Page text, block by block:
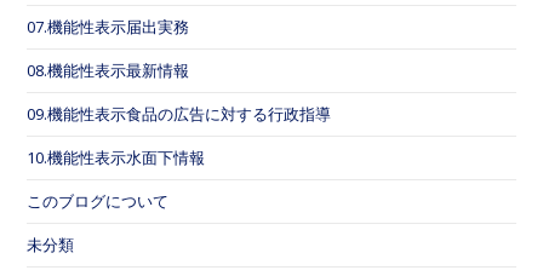
07.機能性表示届出実務
08.機能性表示最新情報
09.機能性表示食品の広告に対する行政指導
10.機能性表示水面下情報
このブログについて
未分類